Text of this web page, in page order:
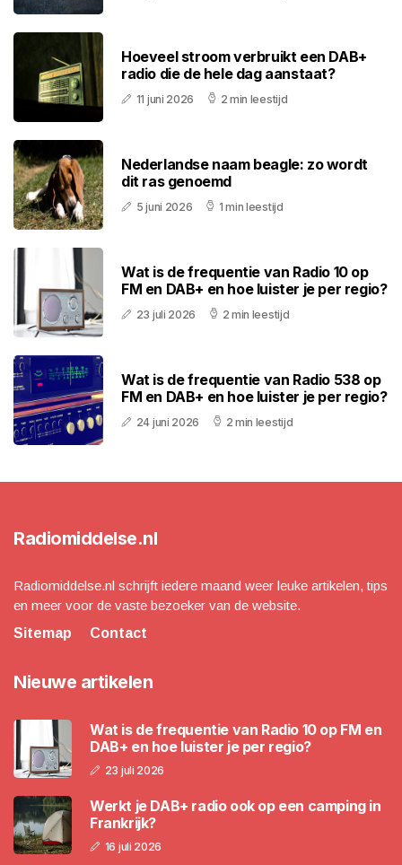
Hoeveel stroom verbruikt een DAB+
radio die de hele dag aanstaat?
11 juni 2026 2 min leestijd
Nederlandse naam beagle: zo wordt
dit ras genoemd
5 juni 2026 1 min leestijd
Wat is de frequentie van Radio 10 op
FM en DAB+ en hoe luister je per regio?
23 juli 2026 2 min leestijd
Wat is de frequentie van Radio 538 op
FM en DAB+ en hoe luister je per regio?
24 juni 2026 2 min leestijd
Radiomiddelse.nl
Radiomiddelse.nl schrijft iedere maand weer leuke artikelen, tips
en meer voor de vaste bezoeker van de website.
Sitemap
Contact
Nieuwe artikelen
Wat is de frequentie van Radio 10 op FM en
DAB+ en hoe luister je per regio?
23 juli 2026
Werkt je DAB+ radio ook op een camping in
Frankrijk?
16 juli 2026